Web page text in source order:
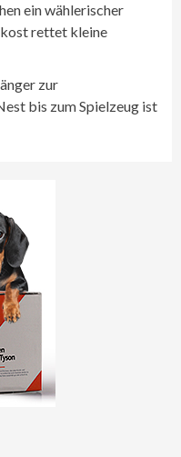
ein wählerischer
rettet kleine
zur
bis zum Spielzeug ist